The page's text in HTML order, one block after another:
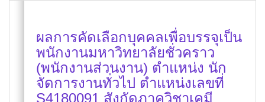
ผลการคัดเลือกบุคคลเพื่อบรรจุเป็น
พนักงานมหาวิทยาลัยชั่วคราว
(พนักงานส่วนงาน) ตำแหน่ง นัก
จัดการงานทั่วไป ตำแหน่งเลขที่
S4180091 สังกัดภาควิชาเคมี